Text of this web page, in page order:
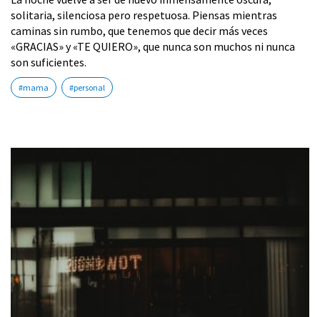
solitaria, silenciosa pero respetuosa. Piensas mientras
caminas sin rumbo, que tenemos que decir más veces
«GRACIAS» y «TE QUIERO», que nunca son muchos ni nunca
son suficientes.
#mama #personal